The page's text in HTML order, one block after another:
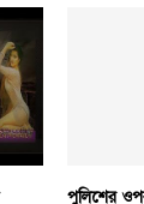
পুলিশের